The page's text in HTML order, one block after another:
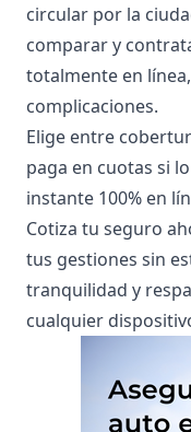
circular por la
comparar y
totalmente en
complicaciones.
Elige entre
paga en cuotas si
instante 100% en
Cotiza tu seguro
tus gestiones sin
tranquilidad y
cualquier